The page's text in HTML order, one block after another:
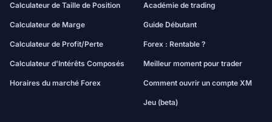
Calculateur de Taille de Position
Calculateur de Marge
Calculateur de Profit/Perte
Calculateur d'Intérêts Composés
Horaires du marché Forex
Académie de trading
Guide Débutant
Forex : Rentable ?
Meilleur moment pour trader
Comment ouvrir un compte XM
Jeu (beta)